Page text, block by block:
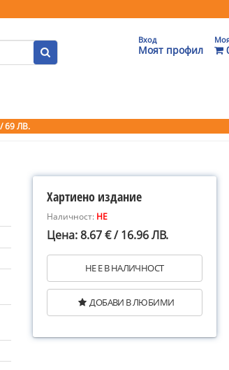
Вход
Моят профил
69 ЛВ.
Хартиено издание
Наличност: НЕ
Цена: 8.67 € / 16.96 ЛВ.
НЕ Е В НАЛИЧНОСТ
ДОБАВИ В ЛЮБИМИ